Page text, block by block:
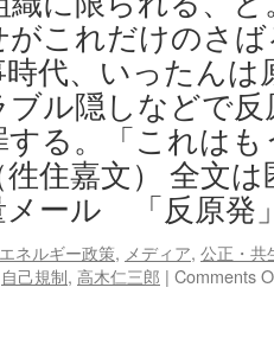
これだけのさ
代、いったん
ル隠しなどで
る。「これは
徃住嘉文） 全
ール 「反原発
エネルギー政策, メディア, 公正・共
自己規制, 高木仁三郎 | Comments